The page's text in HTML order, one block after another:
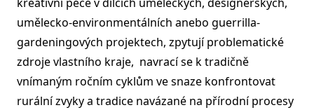
umělecko-environmentálních anebo guerrilla-
gardeningových projektech, zpytují problematické
zdroje vlastního kraje, navrací se k tradičně
vnímaným ročním cyklům ve snaze konfrontovat
rurální zvyky a tradice navázané na přírodní procesy